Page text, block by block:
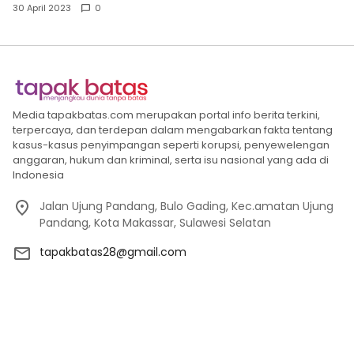
30 April 2023 0
Media tapakbatas.com merupakan portal info berita terkini,
terpercaya, dan terdepan dalam mengabarkan fakta tentang
kasus-kasus penyimpangan seperti korupsi, penyewelengan
anggaran, hukum dan kriminal, serta isu nasional yang ada di
Indonesia
Jalan Ujung Pandang, Bulo Gading, Kec.amatan Ujung
Pandang, Kota Makassar, Sulawesi Selatan
tapakbatas28@gmail.com